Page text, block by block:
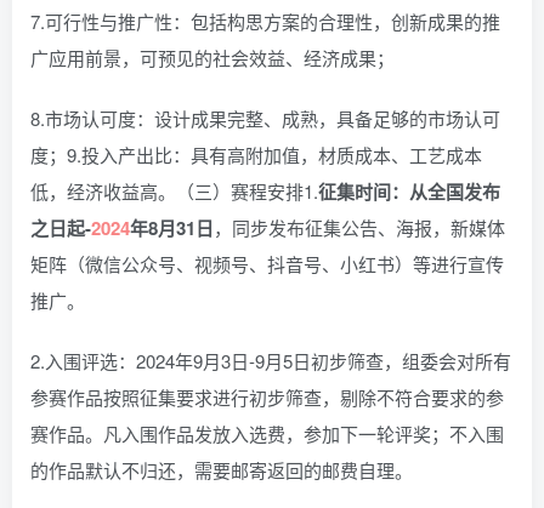
7.可行性与推广性：包括构思方案的合理性，创新成果的推
广应用前景，可预见的社会效益、经济成果；
8.市场认可度：设计成果完整、成熟，具备足够的市场认可
度；9.投入产出比：具有高附加值，材质成本、工艺成本
低，经济收益高。（三）赛程安排1.征集时间：从全国发布
之日起-2024年8月31日，同步发布征集公告、海报，新媒体
矩阵（微信公众号、视频号、抖音号、小红书）等进行宣传
推广。
2.入围评选：2024年9月3日-9月5日初步筛查，组委会对所有
参赛作品按照征集要求进行初步筛查，剔除不符合要求的参
赛作品。凡入围作品发放入选费，参加下一轮评奖；不入围
的作品默认不归还，需要邮寄返回的邮费自理。